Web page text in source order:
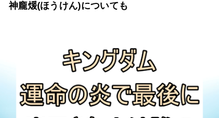
神龐煖(ほうけん)についても